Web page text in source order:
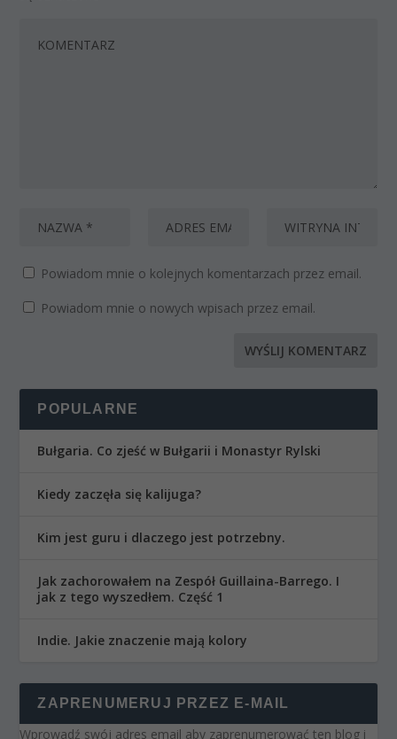
Powiadom mnie o kolejnych komentarzach przez email.
Powiadom mnie o nowych wpisach przez email.
POPULARNE
Bułgaria. Co zjeść w Bułgarii i Monastyr Rylski
Kiedy zaczęła się kalijuga?
Kim jest guru i dlaczego jest potrzebny.
Jak zachorowałem na Zespół Guillaina-Barrego. I
jak z tego wyszedłem. Część 1
Indie. Jakie znaczenie mają kolory
ZAPRENUMERUJ PRZEZ E-MAIL
Wprowadź swój adres email aby zaprenumerować ten blog i